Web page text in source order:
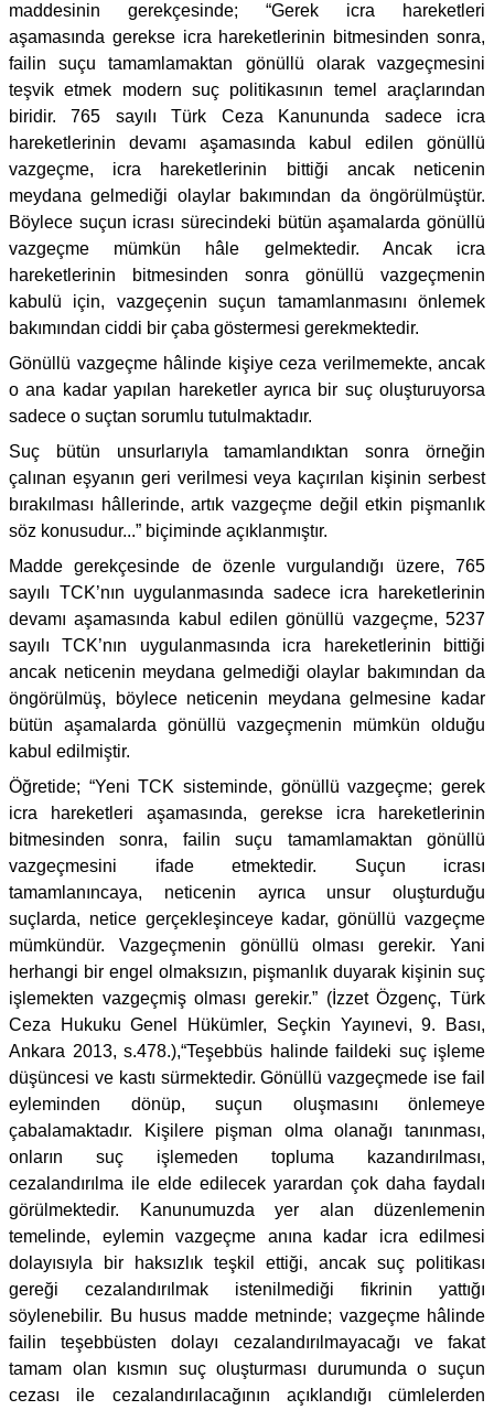
maddesinin gerekçesinde; “Gerek icra hareketleri
aşamasında gerekse icra hareketlerinin bitmesinden sonra,
failin suçu tamamlamaktan gönüllü olarak vazgeçmesini
teşvik etmek modern suç politikasının temel araçlarından
biridir. 765 sayılı Türk Ceza Kanununda sadece icra
hareketlerinin devamı aşamasında kabul edilen gönüllü
vazgeçme, icra hareketlerinin bittiği ancak neticenin
meydana gelmediği olaylar bakımından da öngörülmüştür.
Böylece suçun icrası sürecindeki bütün aşamalarda gönüllü
vazgeçme mümkün hâle gelmektedir. Ancak icra
hareketlerinin bitmesinden sonra gönüllü vazgeçmenin
kabulü için, vazgeçenin suçun tamamlanmasını önlemek
bakımından ciddi bir çaba göstermesi gerekmektedir.
Gönüllü vazgeçme hâlinde kişiye ceza verilmemekte, ancak
o ana kadar yapılan hareketler ayrıca bir suç oluşturuyorsa
sadece o suçtan sorumlu tutulmaktadır.
Suç bütün unsurlarıyla tamamlandıktan sonra örneğin
çalınan eşyanın geri verilmesi veya kaçırılan kişinin serbest
bırakılması hâllerinde, artık vazgeçme değil etkin pişmanlık
söz konusudur...” biçiminde açıklanmıştır.
Madde gerekçesinde de özenle vurgulandığı üzere, 765
sayılı TCK’nın uygulanmasında sadece icra hareketlerinin
devamı aşamasında kabul edilen gönüllü vazgeçme, 5237
sayılı TCK’nın uygulanmasında icra hareketlerinin bittiği
ancak neticenin meydana gelmediği olaylar bakımından da
öngörülmüş, böylece neticenin meydana gelmesine kadar
bütün aşamalarda gönüllü vazgeçmenin mümkün olduğu
kabul edilmiştir.
Öğretide; “Yeni TCK sisteminde, gönüllü vazgeçme; gerek
icra hareketleri aşamasında, gerekse icra hareketlerinin
bitmesinden sonra, failin suçu tamamlamaktan gönüllü
vazgeçmesini ifade etmektedir. Suçun icrası
tamamlanıncaya, neticenin ayrıca unsur oluşturduğu
suçlarda, netice gerçekleşinceye kadar, gönüllü vazgeçme
mümkündür. Vazgeçmenin gönüllü olması gerekir. Yani
herhangi bir engel olmaksızın, pişmanlık duyarak kişinin suç
işlemekten vazgeçmiş olması gerekir.” (İzzet Özgenç, Türk
Ceza Hukuku Genel Hükümler, Seçkin Yayınevi, 9. Bası,
Ankara 2013, s.478.),“Teşebbüs halinde faildeki suç işleme
düşüncesi ve kastı sürmektedir. Gönüllü vazgeçmede ise fail
eyleminden dönüp, suçun oluşmasını önlemeye
çabalamaktadır. Kişilere pişman olma olanağı tanınması,
onların suç işlemeden topluma kazandırılması,
cezalandırılma ile elde edilecek yarardan çok daha faydalı
görülmektedir. Kanunumuzda yer alan düzenlemenin
temelinde, eylemin vazgeçme anına kadar icra edilmesi
dolayısıyla bir haksızlık teşkil ettiği, ancak suç politikası
gereği cezalandırılmak istenilmediği fikrinin yattığı
söylenebilir. Bu husus madde metninde; vazgeçme hâlinde
failin teşebbüsten dolayı cezalandırılmayacağı ve fakat
tamam olan kısmın suç oluşturması durumunda o suçun
cezası ile cezalandırılacağının açıklandığı cümlelerden